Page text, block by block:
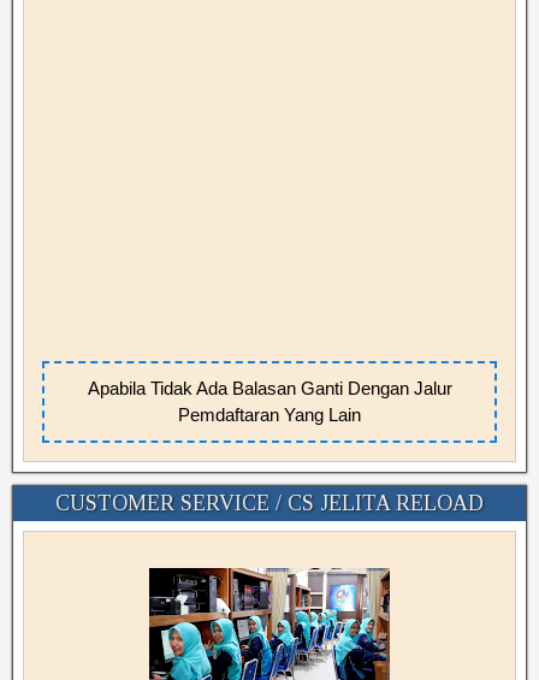
Apabila Tidak Ada Balasan Ganti Dengan Jalur
Pemdaftaran Yang Lain
CUSTOMER SERVICE / CS JELITA RELOAD